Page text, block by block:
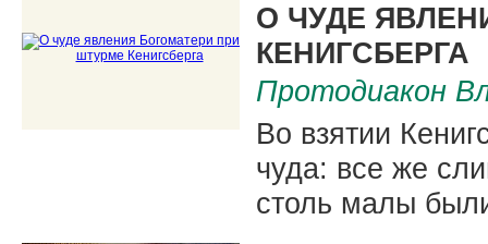
О ЧУДЕ
КЕНИГСБЕРГА
Протодиакон
Во взятии
чуда: все же
столь малы